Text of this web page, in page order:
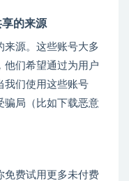
的来源
来源。这些账号大多
他们希望通过为用户
我们使用这些账号
骗局（比如下载恶意
免费试用更多未付费